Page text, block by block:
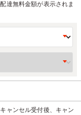
達無料金額が表示されま
ャンセル受付後、キャン